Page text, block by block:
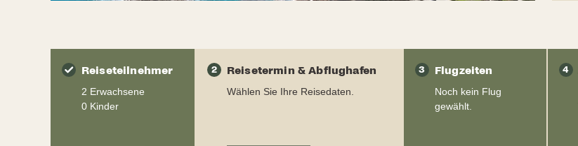
Reiseteilnehmer
2 Erwachsene
0 Kinder
2 Reisetermin & Abflughafen
Wählen Sie Ihre Reisedaten.
3 Flugzeiten
Noch kein Flug
gewählt.
4